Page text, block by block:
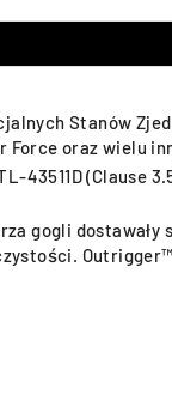
Stanów
oraz wielu
(Clause
gogli dostawały